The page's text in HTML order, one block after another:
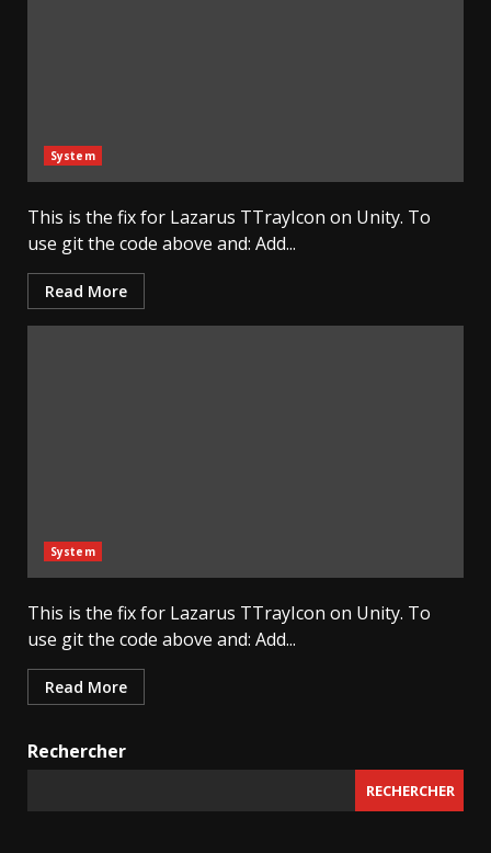
System
This is the fix for Lazarus TTrayIcon on Unity. To
use git the code above and: Add...
Read More
System
This is the fix for Lazarus TTrayIcon on Unity. To
use git the code above and: Add...
Read More
Rechercher
RECHERCHER